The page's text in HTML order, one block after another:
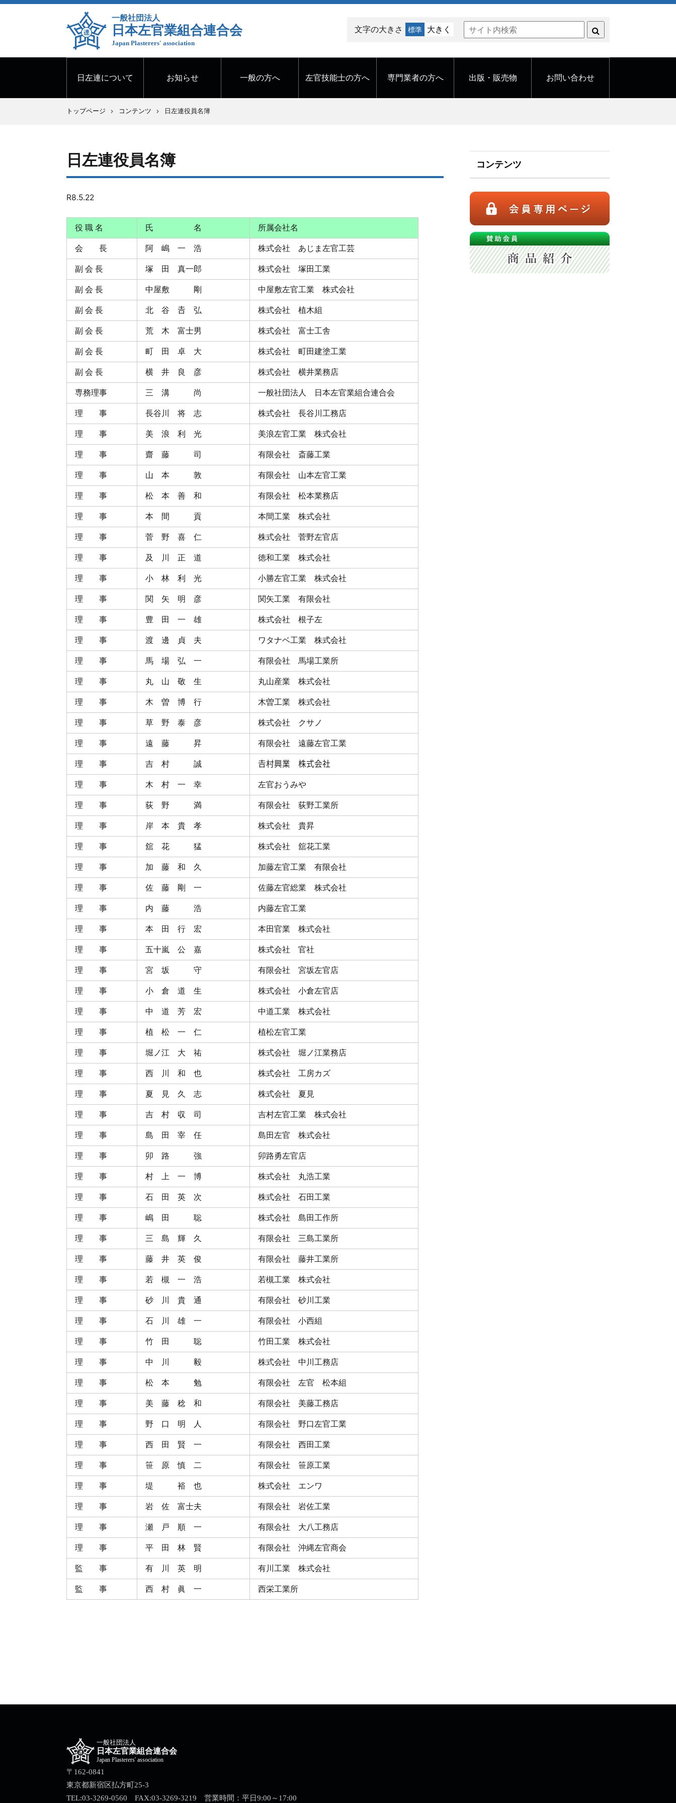
一般社団法人
日本左官業組合連合会
Japan Plasterers' association
文字の大きさ 標準 大きく
日左連について お知らせ 一般の方へ 左官技能士の方へ 専門業者の方へ 出版・販売物 お問い合わせ
トップページ コンテンツ 日左連役員名簿
日左連役員名簿
R8.5.22
役 職 名 氏 名 所属会社名
会 長 阿 嶋 一 浩 株式会社 あじま左官工芸
副 会 長 塚 田 真一郎 株式会社 塚田工業
副 会 長 中屋敷 剛 中屋敷左官工業 株式会社
副 会 長 北 谷 𠮷 弘 株式会社 植木組
副 会 長 荒 木 富士男 株式会社 富士工舎
副 会 長 町 田 卓 大 株式会社 町田建塗工業
副 会 長 横 井 良 彦 株式会社 横井業務店
専務理事 三 溝 尚 一般社団法人 日本左官業組合連合会
理 事 長谷川 将 志 株式会社 長谷川工務店
理 事 美 浪 利 光 美浪左官工業 株式会社
理 事 齋 藤 司 有限会社 斎藤工業
理 事 山 本 敦 有限会社 山本左官工業
理 事 松 本 善 和 有限会社 松本業務店
理 事 本 間 貢 本間工業 株式会社
理 事 菅 野 喜 仁 株式会社 菅野左官店
理 事 及 川 正 道 徳和工業 株式会社
理 事 小 林 利 光 小勝左官工業 株式会社
理 事 関 矢 明 彦 関矢工業 有限会社
理 事 豊 田 一 雄 株式会社 根子左
理 事 渡 邊 貞 夫 ワタナベ工業 株式会社
理 事 馬 場 弘 一 有限会社 馬場工業所
理 事 丸 山 敬 生 丸山産業 株式会社
理 事 木 曽 博 行 木曽工業 株式会社
理 事 草 野 泰 彦 株式会社 クサノ
理 事 遠 藤 昇 有限会社 遠藤左官工業
理 事 吉 村 誠 𠮷村興業 株式会社
理 事 木 村 一 幸 左官おうみや
理 事 荻 野 満 有限会社 荻野工業所
理 事 岸 本 貴 孝 株式会社 貴昇
理 事 舘 花 猛 株式会社 舘花工業
理 事 加 藤 和 久 加藤左官工業 有限会社
理 事 佐 藤 剛 一 佐藤左官総業 株式会社
理 事 内 藤 浩 内藤左官工業
理 事 本 田 行 宏 本田官業 株式会社
理 事 五十嵐 公 嘉 株式会社 官社
理 事 宮 坂 守 有限会社 宮坂左官店
理 事 小 倉 道 生 株式会社 小倉左官店
理 事 中 道 芳 宏 中道工業 株式会社
理 事 植 松 一 仁 植松左官工業
理 事 堀ノ江 大 祐 株式会社 堀ノ江業務店
理 事 西 川 和 也 株式会社 工房カズ
理 事 夏 見 久 志 株式会社 夏見
理 事 吉 村 収 司 吉村左官工業 株式会社
理 事 島 田 宰 任 島田左官 株式会社
理 事 卯 路 強 卯路勇左官店
理 事 村 上 一 博 株式会社 丸浩工業
理 事 石 田 英 次 株式会社 石田工業
理 事 嶋 田 聡 株式会社 島田工作所
理 事 三 島 輝 久 有限会社 三島工業所
理 事 藤 井 英 俊 有限会社 藤井工業所
理 事 若 槻 一 浩 若槻工業 株式会社
理 事 砂 川 貴 通 有限会社 砂川工業
理 事 石 川 雄 一 有限会社 小西組
理 事 竹 田 聡 竹田工業 株式会社
理 事 中 川 毅 株式会社 中川工務店
理 事 松 本 勉 有限会社 左官 松本組
理 事 美 藤 稔 和 有限会社 美藤工務店
理 事 野 口 明 人 有限会社 野口左官工業
理 事 西 田 賢 一 有限会社 西田工業
理 事 笹 原 慎 二 有限会社 笹原工業
理 事 堤 裕 也 株式会社 エンワ
理 事 岩 佐 富士夫 有限会社 岩佐工業
理 事 瀬 戸 順 一 有限会社 大八工務店
理 事 平 田 林 賢 有限会社 沖縄左官商会
監 事 有 川 英 明 有川工業 株式会社
監 事 西 村 眞 一 西栄工業所
コンテンツ
一般社団法人
日本左官業組合連合会
Japan Plasterers' association
〒162-0841
東京都新宿区払方町25-3
TEL:03-3269-0560 FAX:03-3269-3219 営業時間：平日9:00～17:00